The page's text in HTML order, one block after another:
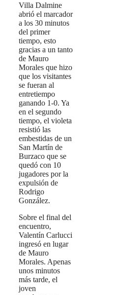
Villa Dalmine
abrió el marcador
a los 30 minutos
del primer
tiempo, esto
gracias a un tanto
de Mauro
Morales que hizo
que los visitantes
se fueran al
entretiempo
ganando 1-0. Ya
en el segundo
tiempo, el violeta
resistió las
embestidas de un
San Martín de
Burzaco que se
quedó con 10
jugadores por la
expulsión de
Rodrigo
González.
Sobre el final del
encuentro,
Valentín Carlucci
ingresó en lugar
de Mauro
Morales. Apenas
unos minutos
más tarde, el
joven